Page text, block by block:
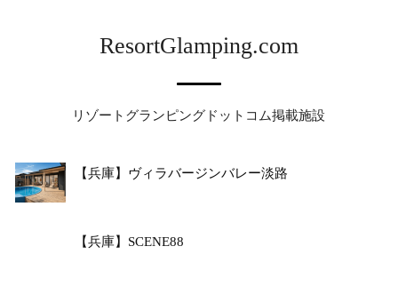
ResortGlamping.com
リゾートグランピングドットコム掲載施設
【兵庫】ヴィラバージンバレー淡路
【兵庫】SCENE88